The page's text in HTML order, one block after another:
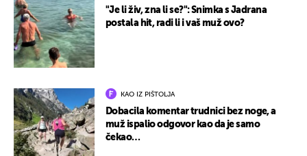
"Je li živ, zna li se?": Snimka s Jadrana
postala hit, radi li i vaš muž ovo?
KAO IZ PIŠTOLJA
Dobacila komentar trudnici bez noge, a
muž ispalio odgovor kao da je samo
čekao…